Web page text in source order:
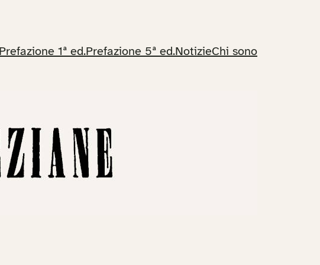
Prefazione 1ª ed.Prefazione 5ª ed.NotizieChi sono